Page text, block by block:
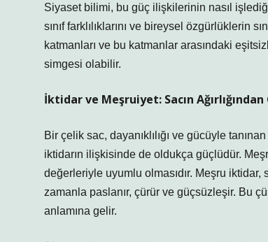
Siyaset bilimi, bu güç ilişkilerinin nasıl
sınıf farklılıklarını ve bireysel özgürlüklerin
katmanları ve bu katmanlar arasındaki
simgesi olabilir.
İktidar ve Meşruiyet: Sacın Ağırlığından
Bir çelik sac, dayanıklılığı ve gücüyle
iktidarın ilişkisinde de oldukça güçlüdür.
değerleriyle uyumlu olmasıdır. Meşru
zamanla paslanır, çürür ve güçsüzleşir. Bu
anlamına gelir.